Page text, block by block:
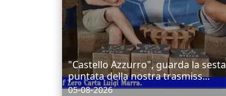
"Castello Azzurro", guarda la sesta
puntata della nostra trasmiss...
05-08-2026